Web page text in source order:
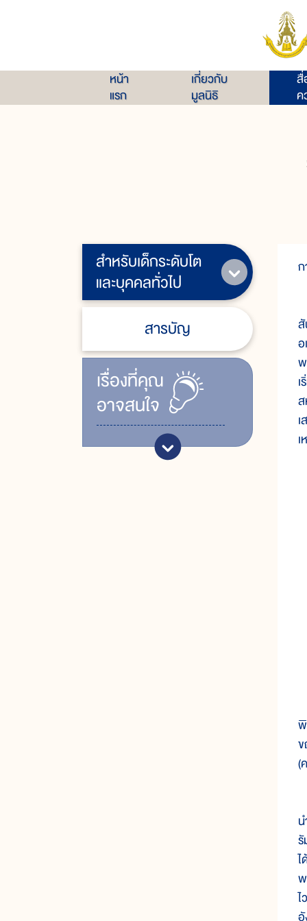
หน้า
แรก
เกี่ยวกับ
มูลนิธิ
สื่
ค
สำหรับเด็กระดับโต
และบุคคลทั่วไป
สารบัญ
เรื่ิองที่คุณ
อาจสนใจ
(